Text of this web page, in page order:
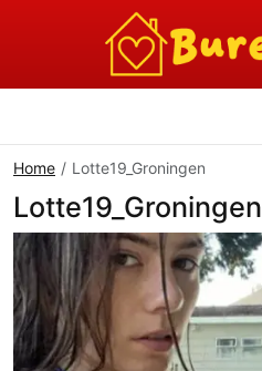
Home Lotte19_Groningen
Lotte19_Groningen